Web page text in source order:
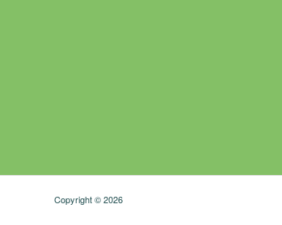
Copyright © 2026